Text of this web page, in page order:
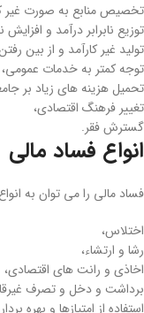
تخصیص منابع به ‌صورت غیر
توزیع نابرابر درآمد و افزایش
تولید غیر کارآمد و از بین
توجه کمتر به خدمات عمومی،
تحمیل هزینه‌ های زیاد بر
تغییر فرهنگ اقتصادی،
گسترش فقر.
انواع فساد مالی
فساد مالی را می­ توان به
اختلاس،
رشا و ارتشاء،
اخاذی و رانت ‌های اقتصادی،
برداشت و دخل و تصرف
استفاده از امتیازها و بهره